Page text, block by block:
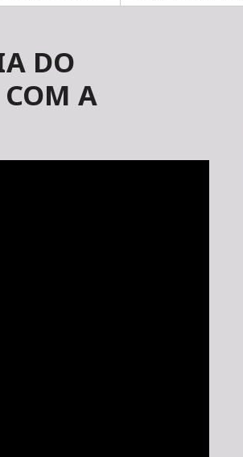
DO
A